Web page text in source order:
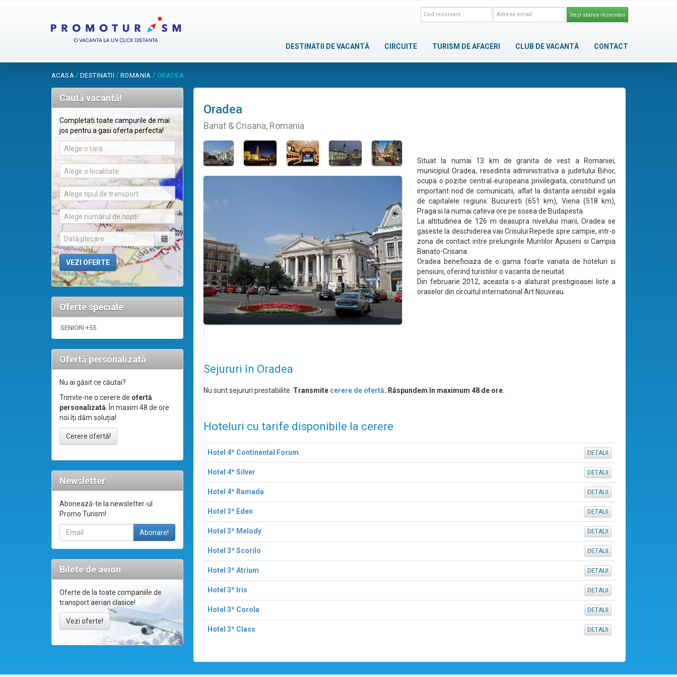
Vezi starea rezervării
DESTINATII DE VACANTĂ CIRCUITE TURISM DE AFACERI CLUB DE VACANTĂ CONTACT
ACASA / DESTINATII / ROMANIA / ORADEA
Caută vacantă!
Completati toate campurile de mai
jos pentru a gasi oferta perfecta!
Alege o țară
Alege o localitate
Alege tipul de transport
Alege numărul de nopți
Oferte speciale
SENIORI +55
Ofertă personalizată
Nu ai găsit ce căutai?
Trimite-ne o cerere de ofertă
personalizată. În maxim 48 de ore
noi îți dăm soluția!
Cerere ofertă!
Newsletter
Abonează-te la newsletter-ul
Promo Turism!
Bilete de avion
Oferte de la toate companiile de
transport aerian clasice!
Vezi oferte!
Oradea
Banat & Crisana, Romania
Situat la numai 13 km de granita de vest a Romaniei,
municipiul Oradea, resedinta administrativa a judetului Bihor,
ocupa o pozitie central-europeana privilegiata, constituind un
important nod de comunicatii, aflat la distanta sensibil egala
de capitalele regiunii: Bucuresti (651 km), Viena (518 km),
Praga si la numai cateva ore pe sosea de Budapesta.
La altitudinea de 126 m deasupra nivelului marii, Oradea se
gaseste la deschiderea vaii Crisului Repede spre campie, intr-o
zona de contact intre prelungirile Muntilor Apuseni si Campia
Banato-Crisana.
Oradea beneficiaza de o gama foarte variata de hoteluri si
pensiuni, oferind turistilor o vacanta de neuitat.
Din februarie 2012, aceasta s-a alaturat prestigioasei liste a
oraselor din circuitul international Art Nouveau.
Sejururi în Oradea
Nu sunt sejururi prestabilite. Transmite cerere de ofertă. Răspundem în maximum 48 de ore.
Hoteluri cu tarife disponibile la cerere
Hotel 4* Continental Forum DETALII
Hotel 4* Silver DETALII
Hotel 4* Ramada DETALII
Hotel 3* Eden DETALII
Hotel 3* Melody DETALII
Hotel 3* Scorilo DETALII
Hotel 3* Atrium DETALII
Hotel 3* Iris DETALII
Hotel 3* Corola DETALII
Hotel 3* Class DETALII